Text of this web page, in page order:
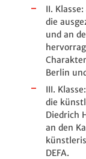
II.
die
und an
Berlin
III.
die
Diedrich
an den
DEFA.